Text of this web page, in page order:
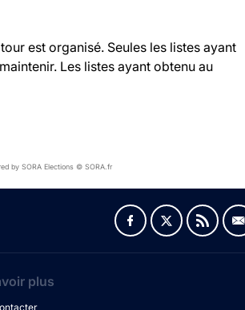
est organisé. Seules les listes ayant
Les listes ayant obtenu au
by SORA Elections © SORA.fr
plus